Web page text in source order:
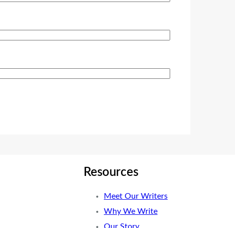
Resources
Meet Our Writers
Why We Write